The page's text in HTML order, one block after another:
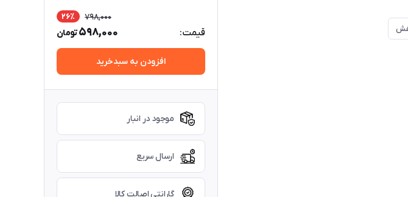
قیمت:
798,000 26٪
598,000تومان
افزودن به سبدخرید
موجود در انبار
ارسال سریع
گارانتی اصالت کالا